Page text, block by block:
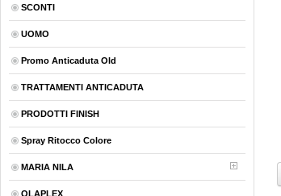
SCONTI
UOMO
Promo Anticaduta Old
TRATTAMENTI ANTICADUTA
PRODOTTI FINISH
Spray Ritocco Colore
MARIA NILA
OLAPLEX